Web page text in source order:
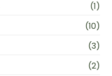
(1)
(10)
(3)
(2)